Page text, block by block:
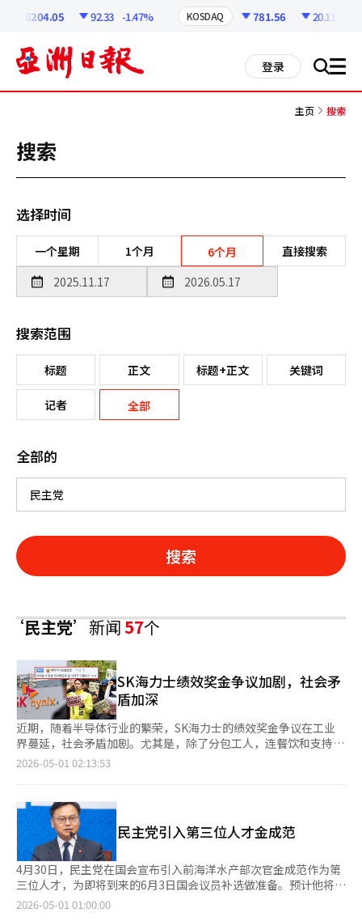
6204.05 92.33 -1.47% KOSDAQ 781.56 20.11
登录 搜 all
主页 搜索
搜索
选择时间
一个星期 1个月 6个月 直接搜索
搜索范围
标题 正文 标题+正文 关键词
记者 全部
全部的
搜索
‘民主党’新闻57个
SK海力士绩效奖金争议加剧，社会矛
盾加深
近期，随着半导体行业的繁荣，SK海力士的绩效奖金争议在工业
界蔓延，社会矛盾加剧。尤其是，除了分包工人，连餐饮和支持岗
位的“分包的分包”也开始要求绩效奖金，社会冲突不断升级。
会。SK海力士的合作企业工人也开始集体行动，呼吁发放绩效奖
金。 这种趋势不仅限于特定企业，已扩展至整个行业。在造船和
建筑现场，间接雇佣的工人，包括餐饮公司员工，开始要求原公司
发放绩效奖金，甚至支持人员也主张与奖励体系挂钩。 这一现象
与最近实施的“黄袋法”（工会法修订）密切相关。该法案允许分
包工人直接与原公司进行谈判，部分工会已向原公司要求绩效奖金
等利益分配。 问题在于，这些要求的扩大对整个产业结构产生影
响。法律实施后，分包工人的谈判对象不仅限于原公司，还扩展到
2026-05-01 02:13:53
民主党引入第三位人才金成范
4月30日，民主党在国会宣布引入前海洋水产部次官金成范作为第
三位人才，为即将到来的6月3日国会议员补选做准备。预计他将竞
选济州西归浦，该地区原议员因竞选济州知事而辞职。金成范表
2026-05-01 01:00:00